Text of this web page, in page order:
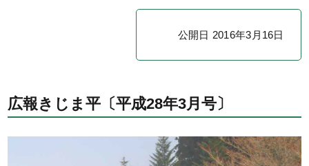
公開日 2016年3月16日
広報きじま平〔平成28年3月号〕